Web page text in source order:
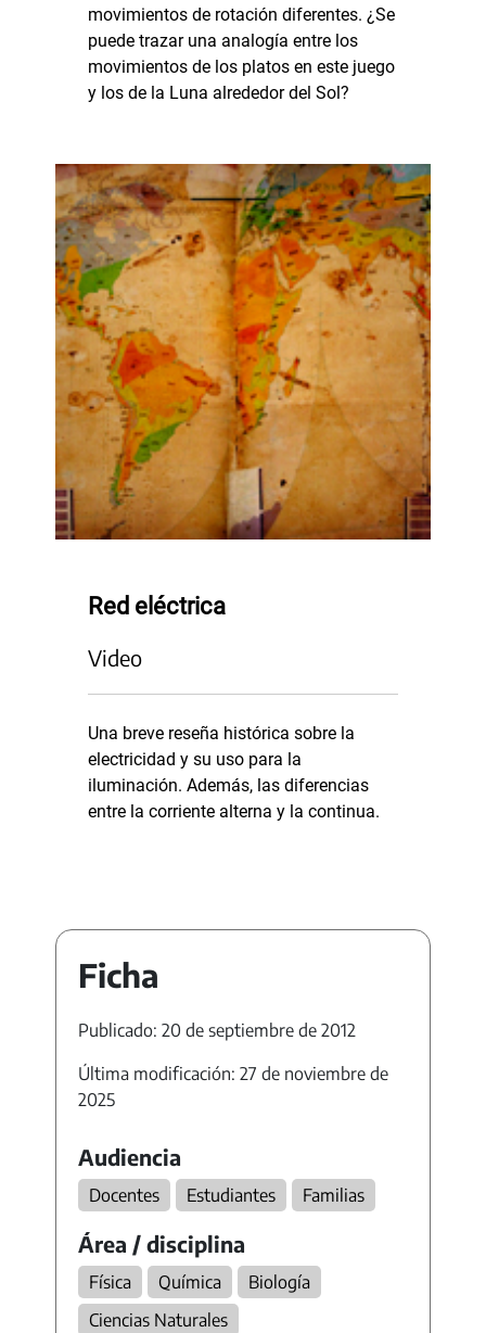
movimientos de rotación diferentes. ¿Se
puede trazar una analogía entre los
movimientos de los platos en este juego
y los de la Luna alrededor del Sol?
Red eléctrica
Video
Una breve reseña histórica sobre la
electricidad y su uso para la
iluminación. Además, las diferencias
entre la corriente alterna y la continua.
Ficha
Publicado: 20 de septiembre de 2012
Última modificación: 27 de noviembre de
2025
Audiencia
Docentes Estudiantes Familias
Área / disciplina
Física Química
Biología
Ciencias Naturales